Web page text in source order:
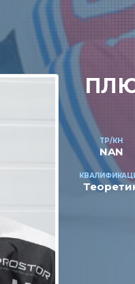
ТР/КН
NAN